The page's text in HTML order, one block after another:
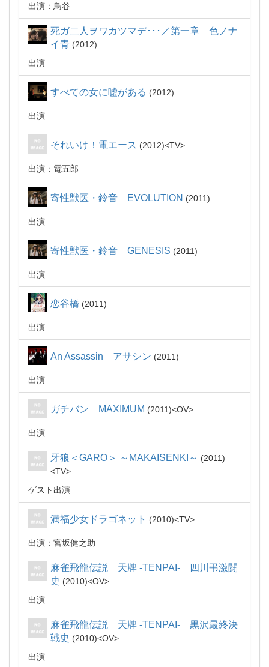
出演：鳥谷
死ガ二人ヲワカツマデ･･･／第一章 色ノナ
イ青
2012
出演
すべての女に嘘がある 2012
出演
それいけ！電エース 2012 TV
出演：電五郎
寄性獣医・鈴音 EVOLUTION 2011
出演
寄性獣医・鈴音 GENESIS 2011
出演
恋谷橋 2011
出演
An Assassin アサシン 2011
出演
ガチバン MAXIMUM 2011 OV
出演
牙狼＜GARO＞ ～MAKAISENKI～
2011
TV
ゲスト出演
満福少女ドラゴネット 2010 TV
出演：宮坂健之助
麻雀飛龍伝説 天牌 -TENPAI- 四川弔激闘
史
2010
OV
出演
麻雀飛龍伝説 天牌 -TENPAI- 黒沢最終決
戦史
2010
OV
出演